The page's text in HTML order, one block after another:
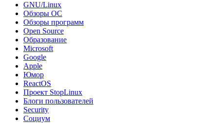
GNU/Linux
Обзоры ОС
Обзоры программ
Open Source
Образование
Microsoft
Google
Apple
Юмор
ReactOS
Проект StopLinux
Блоги пользователей
Security
Социум